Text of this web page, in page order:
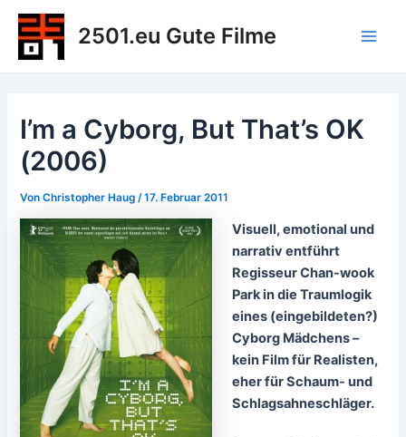
Zum
Inhalt
springen
2501.eu Gute Filme
I’m a Cyborg, But That’s OK
(2006)
VonChristopher Haug/17. Februar 2011
Visuell, emotional und
narrativ entführt
Regisseur Chan-wook
Park in die Traumlogik
eines (eingebildeten?)
Cyborg Mädchens –
kein Film für Realisten,
eher für Schaum- und
Schlagsahneschläger.